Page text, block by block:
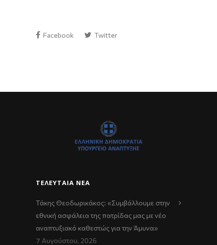
Facebook Twitter
ΤΕΛΕΥΤΑΊΑ ΝΈΑ
Τάκης Θεοδωρικάκος: «Συμβάλλουμε στην
εθνική ασφάλεια της πατρίδας μας με νέο
αναπτυξιακό καθεστώς για την Άμυνα»
7 Αυγούστου, 2026